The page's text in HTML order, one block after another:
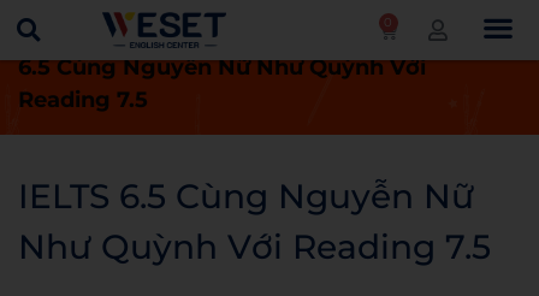
0
Trang chủ Thành tích học viên
IELTS
6.5 Cùng Nguyễn Nữ Như Quỳnh Với
Reading 7.5
IELTS 6.5 Cùng Nguyễn Nữ
Như Quỳnh Với Reading 7.5